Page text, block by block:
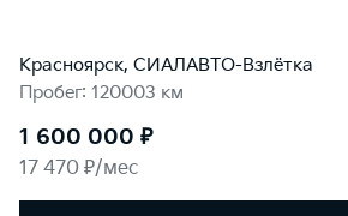
Красноярск, СИАЛАВТО-Взлётка
Пробег: 120003 км
1 600 000 ₽
17 470 ₽/мес